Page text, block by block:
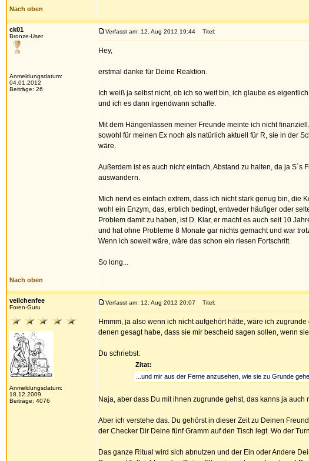
Nach oben
ck01
Bronze-User
Anmeldungsdatum:
04.01.2012
Beiträge: 26
Verfasst am: 12. Aug 2012 19:44 Titel:
Hey,
erstmal danke für Deine Reaktion.
Ich weiß ja selbst nicht, ob ich so weit bin, ich glaube es
und ich es dann irgendwann schaffe.
Mit dem Hängenlassen meiner Freunde meinte ich nicht
sowohl für meinen Ex noch als natürlich aktuell für R, sie in der
wäre.
Außerdem ist es auch nicht einfach, Abstand zu halten, da ja
auswandern.
Mich nervt es einfach extrem, dass ich nicht stark genug bin, die
wohl ein Enzym, das, erblich bedingt, entweder häufiger oder
Problem damit zu haben, ist D. Klar, er macht es auch seit 10
und hat ohne Probleme 8 Monate gar nichts gemacht und war
Wenn ich soweit wäre, wäre das schon ein riesen Fortschritt.
So long...
Nach oben
veilchenfee
Foren-Guru
Anmeldungsdatum:
18.12.2009
Beiträge: 4076
Verfasst am: 12. Aug 2012 20:07 Titel:
Hmmm, ja also wenn ich nicht aufgehört hätte, wäre ich
denen gesagt habe, dass sie mir bescheid sagen sollen, wenn
Du schriebst:
Zitat:
...und mir aus der Ferne anzusehen, wie sie zu Grunde
Naja, aber dass Du mit ihnen zugrunde gehst, das kanns ja
Aber ich verstehe das. Du gehörst in dieser Zeit zu Deinen
der Checker Dir Deine fünf Gramm auf den Tisch legt. Wo der
Das ganze Ritual wird sich abnutzen und der Ein oder Andere